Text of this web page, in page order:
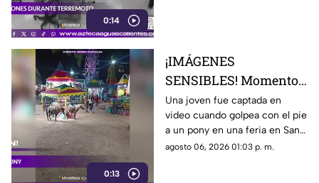
0:14
0:13
¡IMÁGENES
SENSIBLES! Momento
en el que mujer golpea
a un pony durante una
feria
Una joven fue captada en
video cuando golpea con el pie
a un pony en una feria en San
Luis Potosí; el hecho ha
agosto 06, 2026 01:03 p. m.